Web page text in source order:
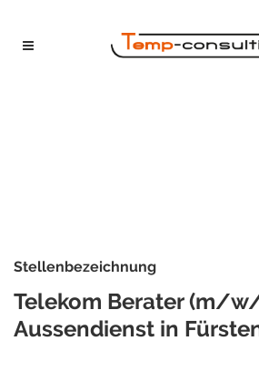
Stellenbezeichnung
Telekom Berater (m/
Aussendienst in